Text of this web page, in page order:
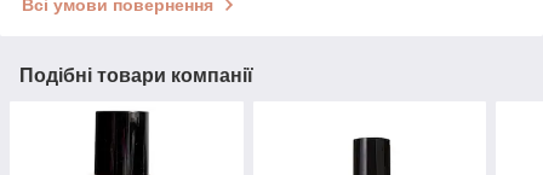
Всі умови повернення
Подібні товари компанії